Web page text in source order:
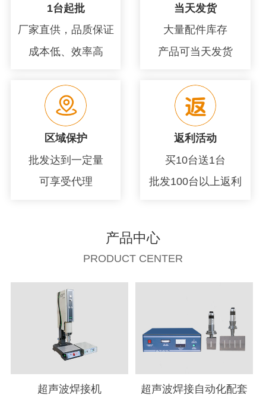
1台起批
厂家直供，品质保证
成本低、效率高
当天发货
大量配件库存
产品可当天发货
区域保护
批发达到一定量
可享受代理
返利活动
买10台送1台
批发100台以上返利
产品中心
PRODUCT CENTER
超声波焊接机 超声波焊接自动化配套